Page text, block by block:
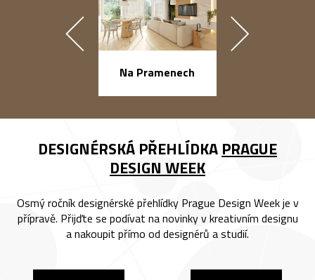
Na Pramenech
DESIGNÉRSKÁ PŘEHLÍDKA PRAGUE
DESIGN WEEK
Osmý ročník designérské přehlídky Prague Design Week je v
přípravě. Přijďte se podívat na novinky v kreativním designu
a nakoupit přímo od designérů a studií.